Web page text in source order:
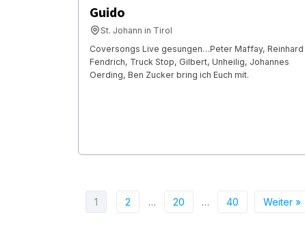
Guido
St. Johann in Tirol
Coversongs Live gesungen…Peter Maffay, Reinhard
Fendrich, Truck Stop, Gilbert, Unheilig, Johannes
Oerding, Ben Zucker bring ich Euch mit.
1 2 … 20 … 40 Weiter »